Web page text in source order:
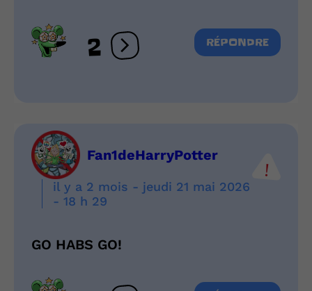
2 Ouvrir les réactions
RÉPONDRE
Fan1deHarryPotter
il y a 2 mois - jeudi 21 mai 2026
- 18 h 29
GO HABS GO!